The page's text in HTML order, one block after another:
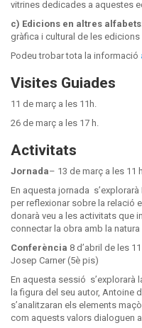
vitrines dedicades a aquestes
c) Edicions en altres alfabets
gràfica i cultural de les
Podeu trobar tota la informació
Visites Guiades
11 de març a les 11h.
26 de març a les 17 h.
Activitats
Jornada– 13 de març a les 11
En aquesta jornada
per reflexionar sobre la relació
donarà veu a les activitats que
connectar la obra amb la natura i
Conferència 8 d’abril de les
Josep Carner (5è pis)
En aquesta sessió s’explorarà
la figura del seu autor, Antoine
s’analitzaran els elements
com aquests valors dialoguen